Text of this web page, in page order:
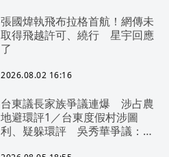
張國煒執飛布拉格首航！網傳未
取得飛越許可、繞行 星宇回應
了
2026.08.02 16:16
台東議長家族爭議連爆 涉占農
地避環評1／台東度假村涉圖
利、疑躲環評 吳秀華爭議：概